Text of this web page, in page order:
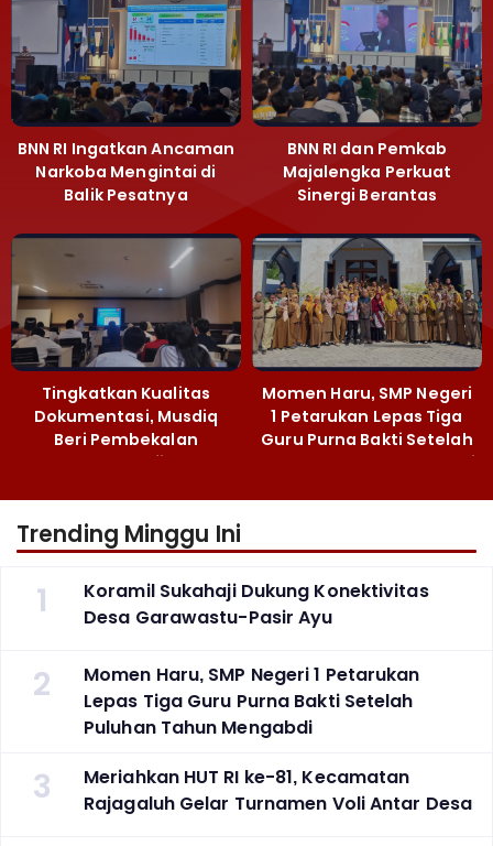
BNN RI Ingatkan Ancaman
Narkoba Mengintai di
Balik Pesatnya
Majalengka
BNN RI dan Pemkab
Majalengka Perkuat
Sinergi Berantas
Narkoba
Tingkatkan Kualitas
Dokumentasi, Musdiq
Beri Pembekalan
Fotografi ‎
Momen Haru, SMP Negeri
1 Petarukan Lepas Tiga
Guru Purna Bakti Setelah
Puluhan Tahun Mengabdi
Trending Minggu Ini
1
Koramil Sukahaji Dukung Konektivitas
Desa Garawastu-Pasir Ayu
2
Momen Haru, SMP Negeri 1 Petarukan
Lepas Tiga Guru Purna Bakti Setelah
Puluhan Tahun Mengabdi
3
Meriahkan HUT RI ke-81, Kecamatan
Rajagaluh Gelar Turnamen Voli Antar Desa